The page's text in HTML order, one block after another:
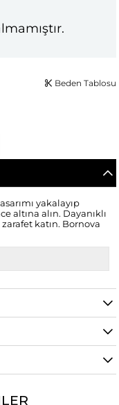
Beden Tablosu
yakalayıp
altına alın. Dayanıklı
zarafet katın. Bornova